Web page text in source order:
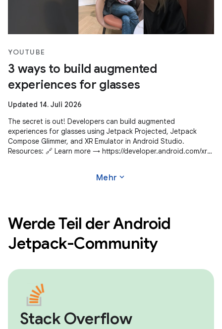
YOUTUBE
3 ways to build augmented
experiences for glasses
Updated 14. Juli 2026
The secret is out! Developers can build augmented
experiences for glasses using Jetpack Projected, Jetpack
Compose Glimmer, and XR Emulator in Android Studio.
Resources: 🔗 Learn more → https://developer.android.com/xr
Mehr expand_more
Werde Teil der Android
Jetpack-Community
Stack Overflow